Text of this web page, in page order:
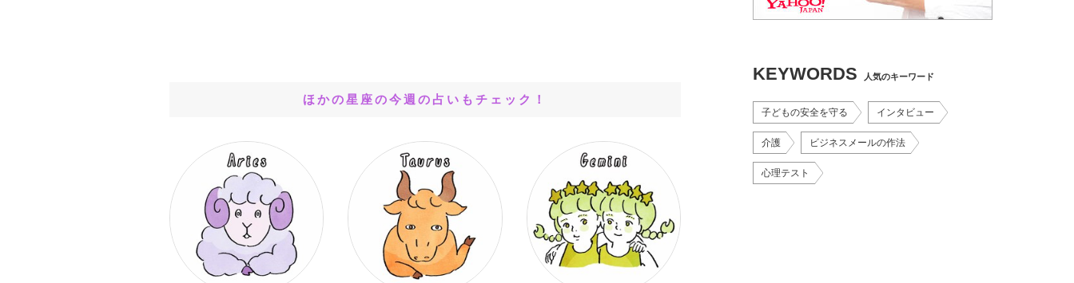
ほかの星座の今週の占いもチェック！
KEYWORDS 人気のキーワード
子どもの安全を守る インタビュー
介護 ビジネスメールの作法
心理テスト